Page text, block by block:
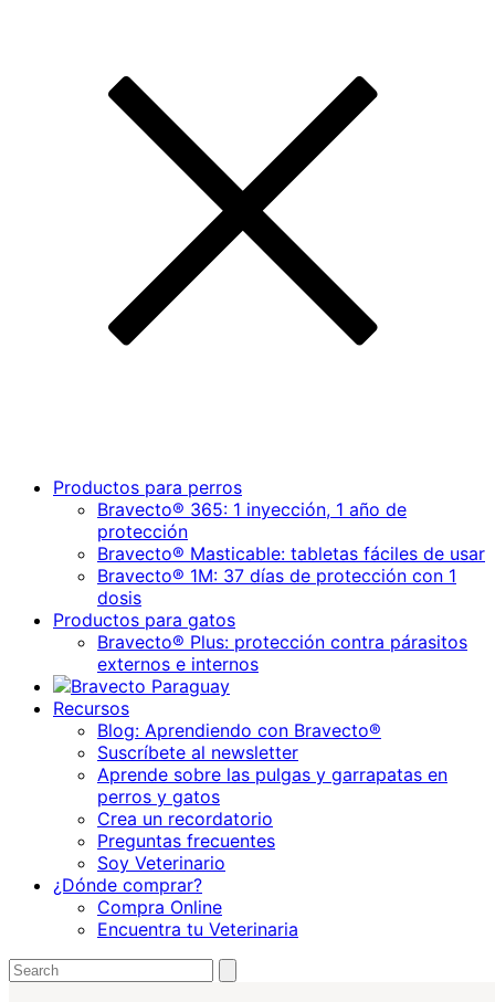
Productos para perros
Bravecto® 365: 1 inyección, 1 año de
protección
Bravecto® Masticable: tabletas fáciles de usar
Bravecto® 1M: 37 días de protección con 1
dosis
Productos para gatos
Bravecto® Plus: protección contra párasitos
externos e internos
Recursos
Blog: Aprendiendo con Bravecto®
Suscríbete al newsletter
Aprende sobre las pulgas y garrapatas en
perros y gatos
Crea un recordatorio
Preguntas frecuentes
Soy Veterinario
¿Dónde comprar?
Compra Online
Encuentra tu Veterinaria
Search
for:
search